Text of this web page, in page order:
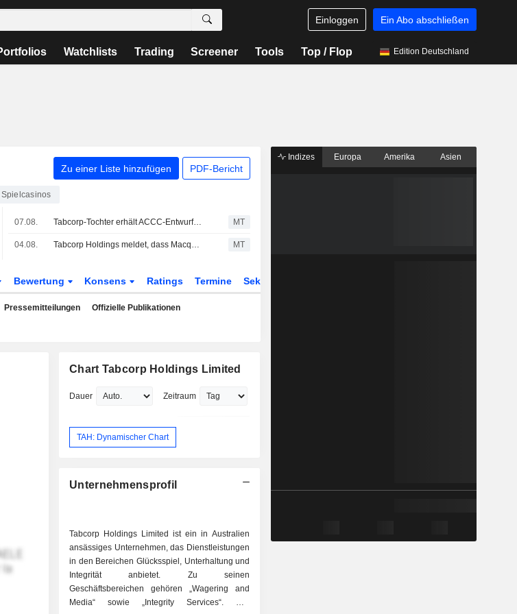
Einloggen Ein Abo abschließen
Watchlists Trading Screener Tools Top / Flop Edition Deutschland
Zu einer Liste hinzufügen PDF-Bericht
Spielcasinos
07.08. Tabcorp-Tochter erhält ACCC-Entwurfszustimmung für RWWA-Teilnahme am SuperTAB-Pool MT
04.08. Tabcorp Holdings meldet, dass Macquarie Group kein bedeutender Aktionär mehr ist MT
Bewertung Konsens Ratings Termine Sektor
Pressemitteilungen Offizielle Publikationen
Chart Tabcorp Holdings Limited
Dauer Zeitraum
TAH: Dynamischer Chart
Unternehmensprofil
Tabcorp Holdings Limited ist ein in Australien
ansässiges Unternehmen, das Dienstleistungen
in den Bereichen Glücksspiel, Unterhaltung und
Integrität anbietet. Zu seinen
Geschäftsbereichen gehören „Wagering and
Media“ sowie „Integrity Services“. Der
Indizes Europa Amerika Asien